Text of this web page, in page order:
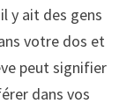
y ait des gens
votre dos et
peut signifier
dans vos